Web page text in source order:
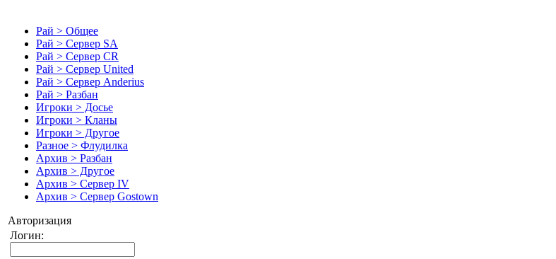
Рай > Общее
Рай > Сервер SA
Рай > Сервер CR
Рай > Сервер United
Рай > Сервер Anderius
Рай > Разбан
Игроки > Досье
Игроки > Кланы
Игроки > Другое
Разное > Флудилка
Архив > Разбан
Архив > Другое
Архив > Сервер IV
Архив > Сервер Gostown
Авторизация
Логин: